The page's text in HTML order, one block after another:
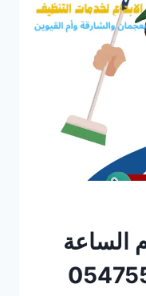
الساعة